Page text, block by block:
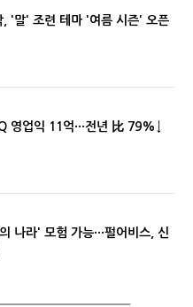
, '말' 조련 테마 '여름 시즌' 오픈
영업익 11억···전년 比 79%↓
나라' 모험 가능···펄어비스, 신